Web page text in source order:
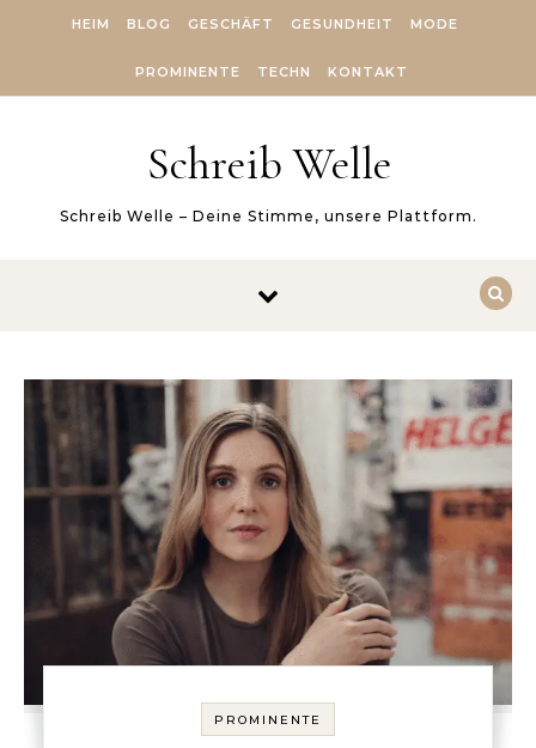
HEIM BLOG GESCHÄFT GESUNDHEIT MODE
PROMINENTE TECHN KONTAKT
Schreib Welle
Schreib Welle – Deine Stimme, unsere Plattform.
PROMINENTE